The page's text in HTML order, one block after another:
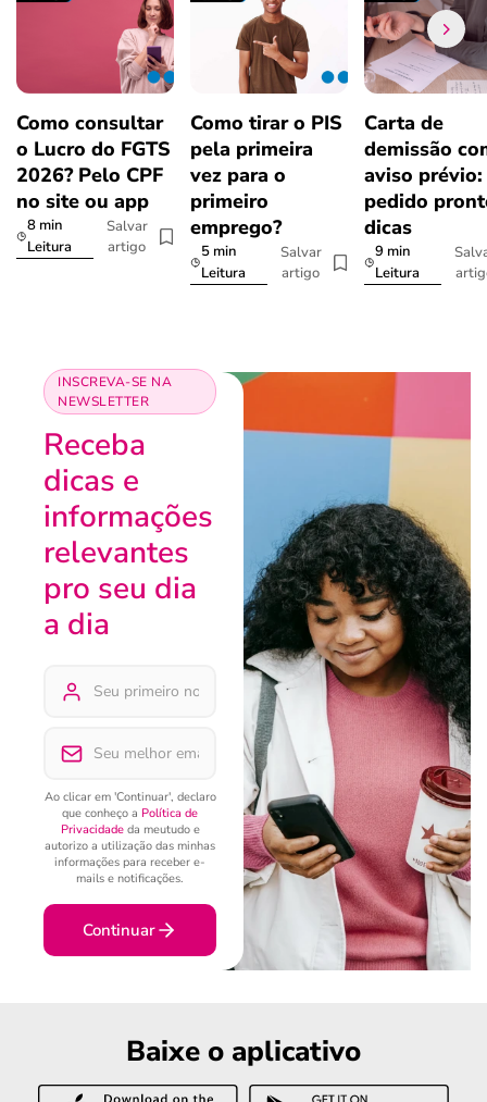
Como consultar
o Lucro do FGTS
2026? Pelo CPF
no site ou app
8 min
Leitura
Salvar
artigo
Como tirar o PIS
pela primeira
vez para o
primeiro
emprego?
5 min
Leitura
Salvar
artigo
Carta de
demissão
aviso prévio:
pedido
dicas
9 min
Leitura
INSCREVA-SE NA
NEWSLETTER
Receba
dicas e
informações
relevantes
pro seu dia
a dia
Ao clicar em 'Continuar', declaro
que conheço a Política de
Privacidadeda meutudo e
autorizo a utilização das minhas
informações para receber e-
mails e notificações.
Continuar
Baixe o aplicativo